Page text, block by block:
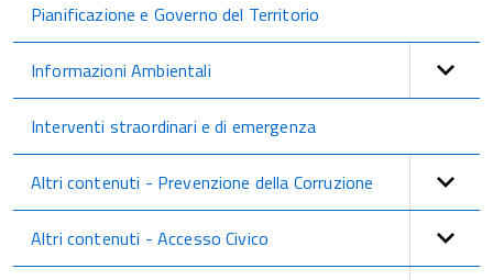
Pianificazione e Governo del Territorio
Informazioni Ambientali
Interventi straordinari e di emergenza
Altri contenuti - Prevenzione della Corruzione
Altri contenuti - Accesso Civico